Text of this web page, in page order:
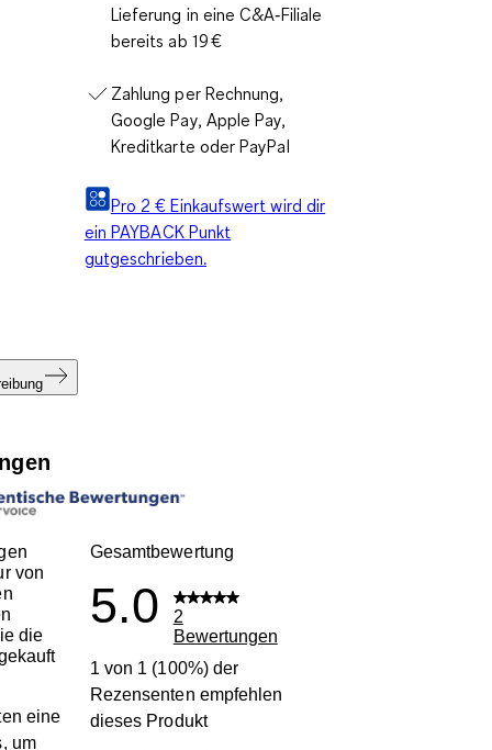
Lieferung in eine C&A‑Filiale
bereits ab 19 €
Zahlung per Rechnung,
Google Pay, Apple Pay,
Kreditkarte oder PayPal
Pro 2 € Einkaufswert wird dir
ein PAYBACK Punkt
gutgeschrieben.
von
die
eine
um
Gesamtbewertung
5.0
2
Bewertungen
1 von 1 (100%) der
Rezensenten empfehlen
dieses Produkt